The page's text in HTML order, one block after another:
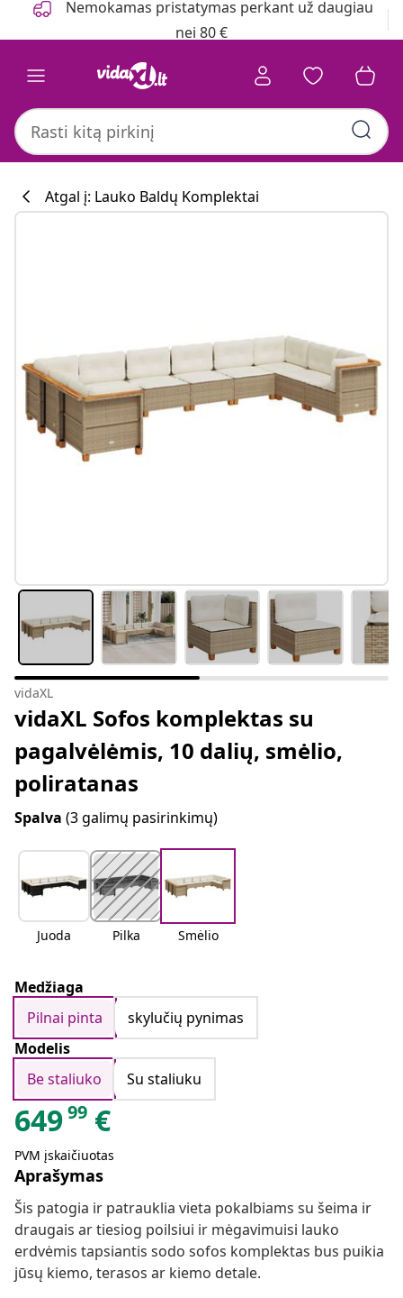
Nemokamas pristatymas perkant už daugiau
nei 80 €
Atgal į: Lauko Baldų Komplektai
vidaXL
vidaXL Sofos komplektas su
pagalvėlėmis, 10 dalių, smėlio,
poliratanas
Spalva (3 galimų pasirinkimų)
Juoda Pilka Smėlio
Medžiaga
Pilnai pinta
skylučių pynimas
Modelis
Be staliuko
Su staliuku
64999 €
PVM įskaičiuotas
Aprašymas
Šis patogia ir patrauklia vieta pokalbiams su šeima ir
draugais ar tiesiog poilsiui ir mėgavimuisi lauko
erdvėmis tapsiantis sodo sofos komplektas bus puikia
jūsų kiemo, terasos ar kiemo detale.